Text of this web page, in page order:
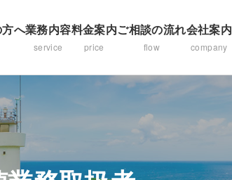
へ業務内容
service
料金案内
price
ご相談の流れ
flow
会社案内
company